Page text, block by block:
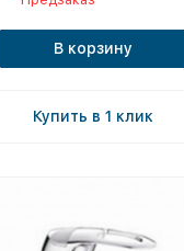
В корзину
Купить в 1 клик